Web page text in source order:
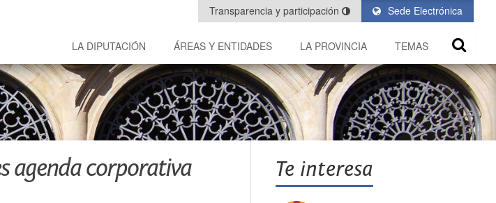
Sede Electrónica
Transparencia y participación
LA DIPUTACIÓN ÁREAS Y ENTIDADES LA PROVINCIA TEMAS
agenda corporativa Te interesa